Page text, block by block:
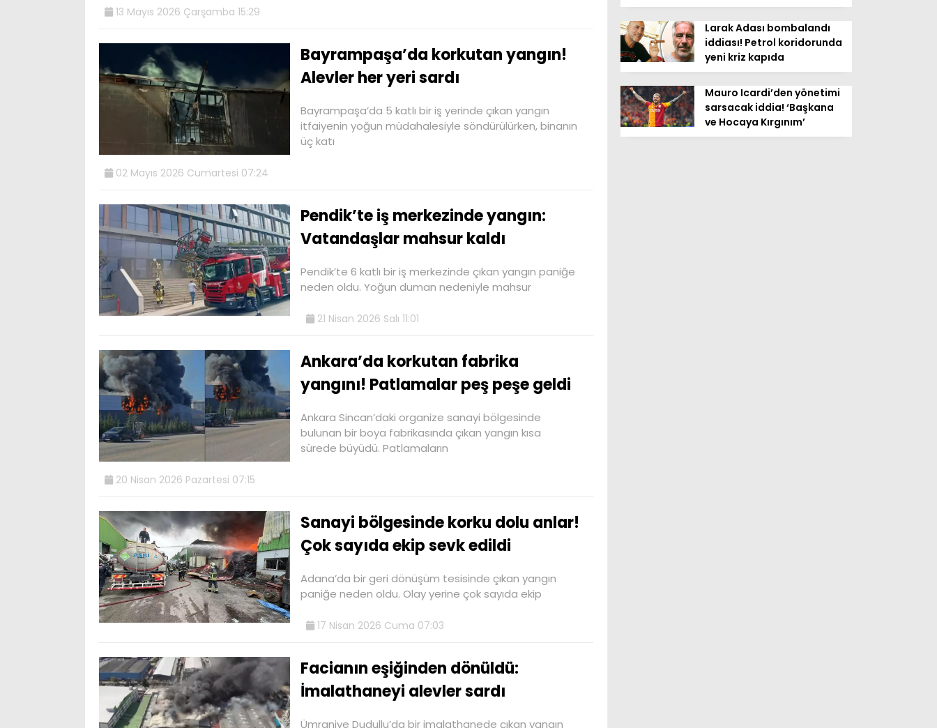
13 Mayıs 2026 Çarşamba 15:29
Bayrampaşa’da korkutan yangın!
Alevler her yeri sardı
Bayrampaşa’da 5 katlı bir iş yerinde çıkan yangın
itfaiyenin yoğun müdahalesiyle söndürülürken, binanın
üç katı
02 Mayıs 2026 Cumartesi 07:24
Pendik’te iş merkezinde yangın:
Vatandaşlar mahsur kaldı
Pendik’te 6 katlı bir iş merkezinde çıkan yangın paniğe
neden oldu. Yoğun duman nedeniyle mahsur
21 Nisan 2026 Salı 11:01
Ankara’da korkutan fabrika
yangını! Patlamalar peş peşe geldi
Ankara Sincan’daki organize sanayi bölgesinde
bulunan bir boya fabrikasında çıkan yangın kısa
sürede büyüdü. Patlamaların
20 Nisan 2026 Pazartesi 07:15
Sanayi bölgesinde korku dolu anlar!
Çok sayıda ekip sevk edildi
Adana’da bir geri dönüşüm tesisinde çıkan yangın
paniğe neden oldu. Olay yerine çok sayıda ekip
17 Nisan 2026 Cuma 07:03
Facianın eşiğinden dönüldü:
İmalathaneyi alevler sardı
Ümraniye Dudullu’da bir imalathanede çıkan yangın
Larak Adası bombalandı
iddiası! Petrol koridorunda
yeni kriz kapıda
Mauro Icardi’den yönetimi
sarsacak iddia! ‘Başkana
ve Hocaya Kırgınım’